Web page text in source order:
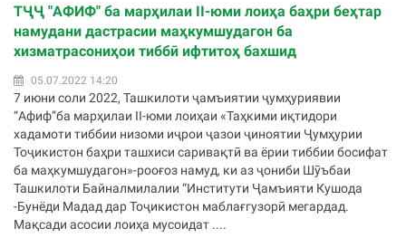
ТҶҶ "АФИФ" ба марҳилаи II-юми лоиҳа баҳри беҳтар
намудани дастрасии маҳкумшудагон ба
хизматрасониҳои тиббӣ ифтитоҳ бахшид
05.07.2022 14:20
7 июни соли 2022, Ташкилоти ҷамъиятии ҷумҳуриявии
“Афиф”ба марҳилаи II-юми лоиҳаи «Таҳкими иқтидори
хадамоти тиббии низоми иҷрои ҷазои ҷиноятии Ҷумҳурии
Тоҷикистон баҳри ташхиси саривақтӣ ва ёрии тиббии босифат
ба маҳкумшудагон»-рооғоз намуд, ки аз ҷониби Шӯъбаи
Ташкилоти Байналмилалии “Институти Ҷамъияти Кушода
-Бунёди Мадад дар Тоҷикистон маблағгузорӣ мегардад.
Мақсади асосии лоиҳа мусоидат ....